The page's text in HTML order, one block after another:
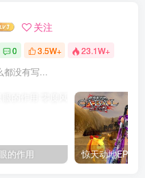
关注
0 3.5W+ 23.1W+
都没有写...
的作用